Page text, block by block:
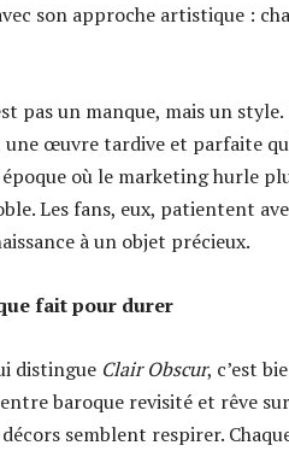
son approche artistique :
pas un manque, mais un
une œuvre tardive et parfaite
où le marketing hurle
Les fans, eux, patientent
à un objet précieux.
fait pour durer
distingue Clair Obscur, c’est
baroque revisité et rêve
décors semblent respirer.